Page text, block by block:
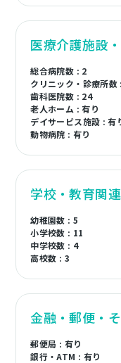
医療介護施設
総合病院数 : 2
クリニック・診療所数
歯科医院数 : 24
老人ホーム : 有り
デイサービス施設 : 有
動物病院 : 有り
学校・教育関
幼稚園数 : 5
小学校数 : 11
中学校数 : 4
高校数 : 3
金融・郵便・
郵便局 : 有り
銀行・ATM : 有り